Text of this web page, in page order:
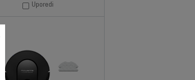
Uporedi